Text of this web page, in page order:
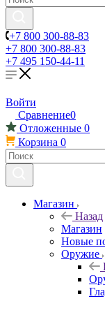
+7 800 300-88-83
+7 800 300-88-83
+7 495 150-44-11
Войти
Сравнение0
Отложенные 0
Корзина 0
Магазин
Назад
Магазин
Новые
Оружие